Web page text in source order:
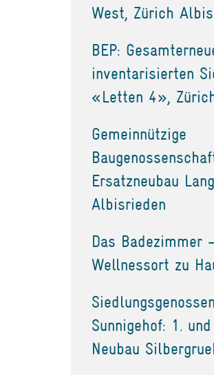
West, Zürich
BEP:
inventarisierten
«Letten 4»,
Gemeinnützige
Ersatzneubau
Albisrieden
Das Badezimmer
Wellnessort zu
Sunnigehof: 1.
Neubau